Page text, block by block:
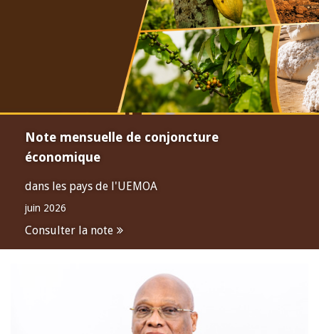
Note mensuelle de conjoncture
économique
dans les pays de l'UEMOA
juin 2026
Consulter la note